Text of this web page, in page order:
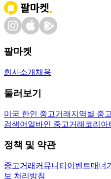
팔마켓
회사소개 채용
둘러보기
미국 한인 중고거래 지역별 중
검색어 얼바인 중고거래 코리아
정책 및 약관
중고거래 커뮤니티 이벤트매너
보 처리방침